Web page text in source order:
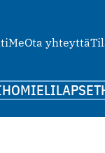
MeOta yhteyttä
MIELILAPSET